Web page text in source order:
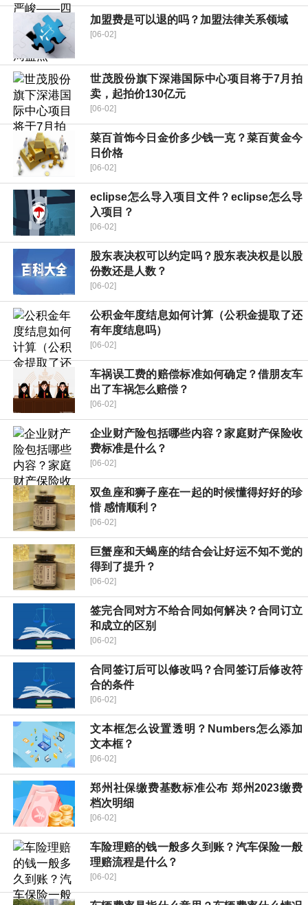
加盟费是可以退的吗？加盟法律关系领域
[06-02]
世茂股份旗下深港国际中心项目将于7月拍
卖，起拍价130亿元
[06-02]
菜百首饰今日金价多少钱一克？菜百黄金今
日价格
[06-02]
eclipse怎么导入项目文件？eclipse怎么导
入项目？
[06-02]
股东表决权可以约定吗？股东表决权是以股
份数还是人数？
[06-02]
公积金年度结息如何计算（公积金提取了还
有年度结息吗）
[06-02]
车祸误工费的赔偿标准如何确定？借朋友车
出了车祸怎么赔偿？
[06-02]
企业财产险包括哪些内容？家庭财产保险收
费标准是什么？
[06-02]
双鱼座和狮子座在一起的时候懂得好好的珍
惜 感情顺利？
[06-02]
巨蟹座和天蝎座的结合会让好运不知不觉的
得到了提升？
[06-02]
签完合同对方不给合同如何解决？合同订立
和成立的区别
[06-02]
合同签订后可以修改吗？合同签订后修改符
合的条件
[06-02]
文本框怎么设置透明？Numbers怎么添加
文本框？
[06-02]
郑州社保缴费基数标准公布 郑州2023缴费
档次明细
[06-02]
车险理赔的钱一般多久到账？汽车保险一般
理赔流程是什么？
[06-02]